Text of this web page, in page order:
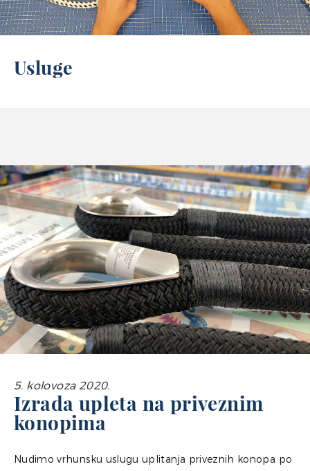
Usluge
5. kolovoza 2020.
Izrada upleta na priveznim
konopima
Nudimo vrhunsku uslugu uplitanja priveznih konopa po